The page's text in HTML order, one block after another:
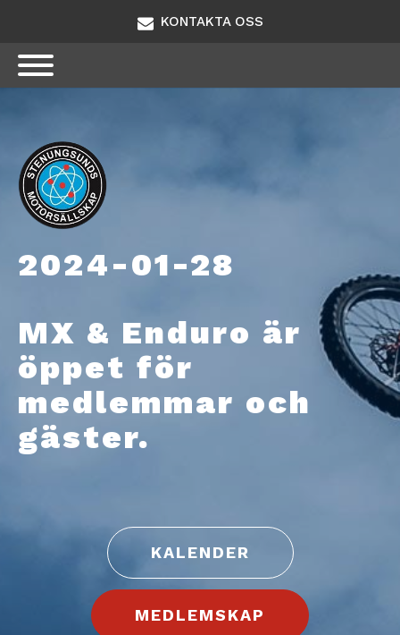
KONTAKTA OSS
2024-01-28
MX & Enduro är
öppet för
medlemmar och
gäster.
KALENDER
MEDLEMSKAP